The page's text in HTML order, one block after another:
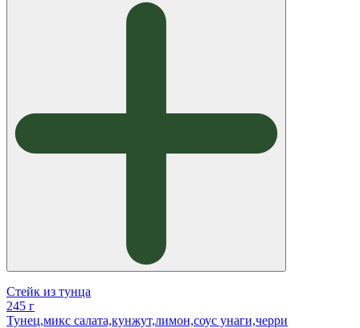
Стейк из тунца
245 г
Тунец,микс салата,кунжут,лимон,соус унаги,черри